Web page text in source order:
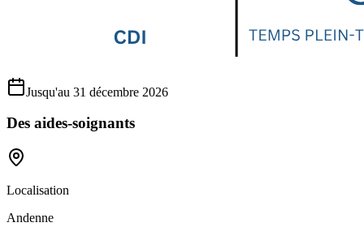
Jusqu'au 31 décembre 2026
Des aides-soignants
Localisation
Andenne